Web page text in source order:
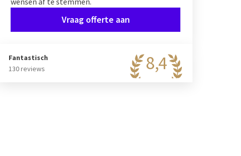
Vraag offerte aan
8,4
Fantastisch
130 reviews